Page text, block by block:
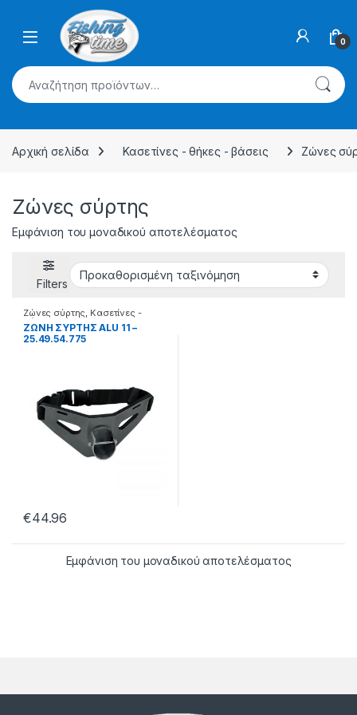
Skip to navigation
0
Αναζήτηση για:
Αρχική σελίδα Κασετίνες - θήκες - βάσεις Ζώνες
Ζώνες σύρτης
Εμφάνιση του μοναδικού αποτελέσματος
Filters
Ζώνες σύρτης, Κασετίνες -
θήκες - βάσεις
ΖΩΝΗ ΣΥΡΤΗΣ ALU 11 –
25.49.54.775
€44.96
Εμφάνιση του μοναδικού αποτελέσματος